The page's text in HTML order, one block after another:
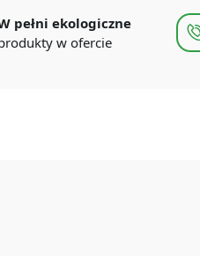
pełni ekologiczne
w ofercie